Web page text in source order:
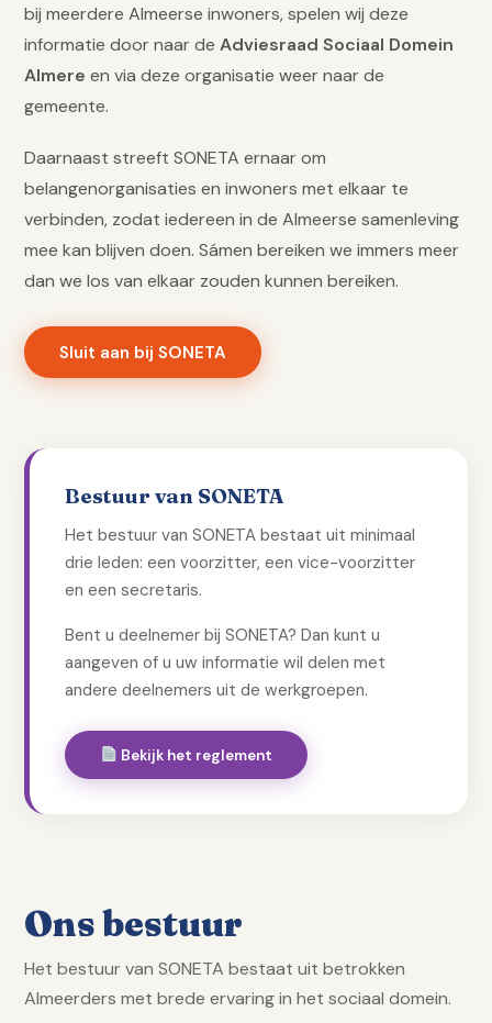
bij meerdere Almeerse inwoners, spelen wij deze
informatie door naar deAdviesraad Sociaal Domein
Almere en via deze organisatie weer naar de
gemeente.
Daarnaast streeft SONETA ernaar om
belangenorganisaties en inwoners met elkaar te
verbinden, zodat iedereen in de Almeerse samenleving
mee kan blijven doen. Sámen bereiken we immers meer
dan we los van elkaar zouden kunnen bereiken.
Sluit aan bij SONETA
Bestuur van SONETA
Het bestuur van SONETA bestaat uit minimaal
drie leden: een voorzitter, een vice-voorzitter
en een secretaris.
Bent u deelnemer bij SONETA? Dan kunt u
aangeven of u uw informatie wil delen met
andere deelnemers uit de werkgroepen.
Bekijk het reglement
Ons bestuur
Het bestuur van SONETA bestaat uit betrokken
Almeerders met brede ervaring in het sociaal domein.